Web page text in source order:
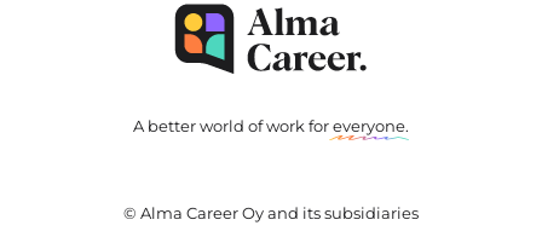
A better world of work foreveryone.
© Alma Career Oy and its subsidiaries